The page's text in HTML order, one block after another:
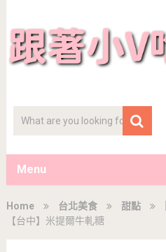
Menu
Home 台北美食 甜點
【台中】米提爾牛軋糖